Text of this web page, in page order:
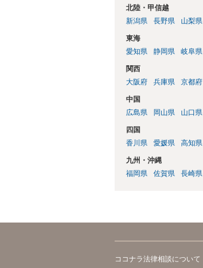
北陸・甲信越
新潟県
長野県 山梨県
東海
愛知県
静岡県 岐阜県
関西
大阪府
兵庫県 京都府
中国
広島県
岡山県 山口県
四国
香川県
愛媛県 高知県
九州・沖縄
福岡県
佐賀県 長崎県
ココナラ法律相談について